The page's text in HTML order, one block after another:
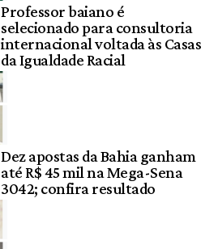
Professor baiano é
selecionado para consultoria
internacional voltada às Casas
da Igualdade Racial
Dez apostas da Bahia ganham
até R$ 45 mil na Mega-Sena
3042; confira resultado